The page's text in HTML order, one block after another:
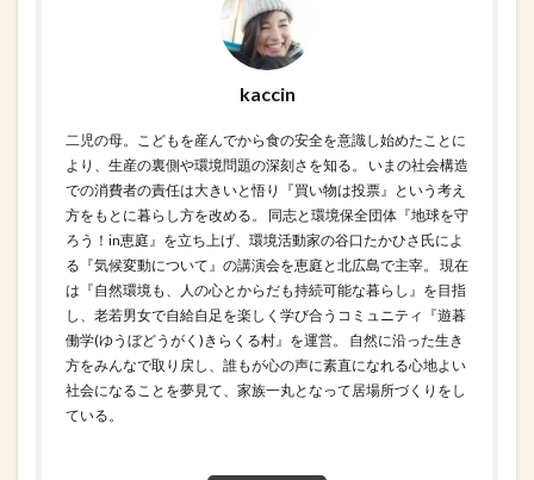
kaccin
二児の母。こどもを産んでから食の安全を意識し始めたことに
より、生産の裏側や環境問題の深刻さを知る。 いまの社会構造
での消費者の責任は大きいと悟り『買い物は投票』という考え
方をもとに暮らし方を改める。 同志と環境保全団体『地球を守
ろう！in恵庭』を立ち上げ、環境活動家の谷口たかひさ氏によ
る『気候変動について』の講演会を恵庭と北広島で主宰。 現在
は『自然環境も、人の心とからだも持続可能な暮らし』を目指
し、老若男女で自給自足を楽しく学び合うコミュニティ『遊暮
働学(ゆうぼどうがく)きらくる村』を運営。 自然に沿った生き
方をみんなで取り戻し、誰もが心の声に素直になれる心地よい
社会になることを夢見て、家族一丸となって居場所づくりをし
ている。